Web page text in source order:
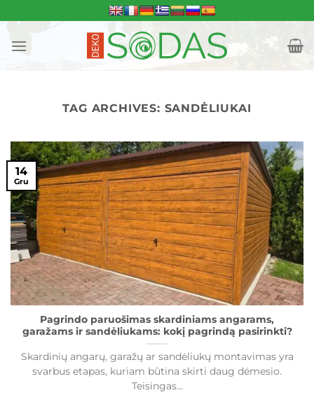
to
content
TAG ARCHIVES: SANDĖLIUKAI
Pagrindo paruošimas skardiniams angarams,
garažams ir sandėliukams: kokį pagrindą pasirinkti?
Skardinių angarų, garažų ar sandėliukų montavimas yra
svarbus etapas, kuriam būtina skirti daug dėmesio.
Teisingas...
14
Gru